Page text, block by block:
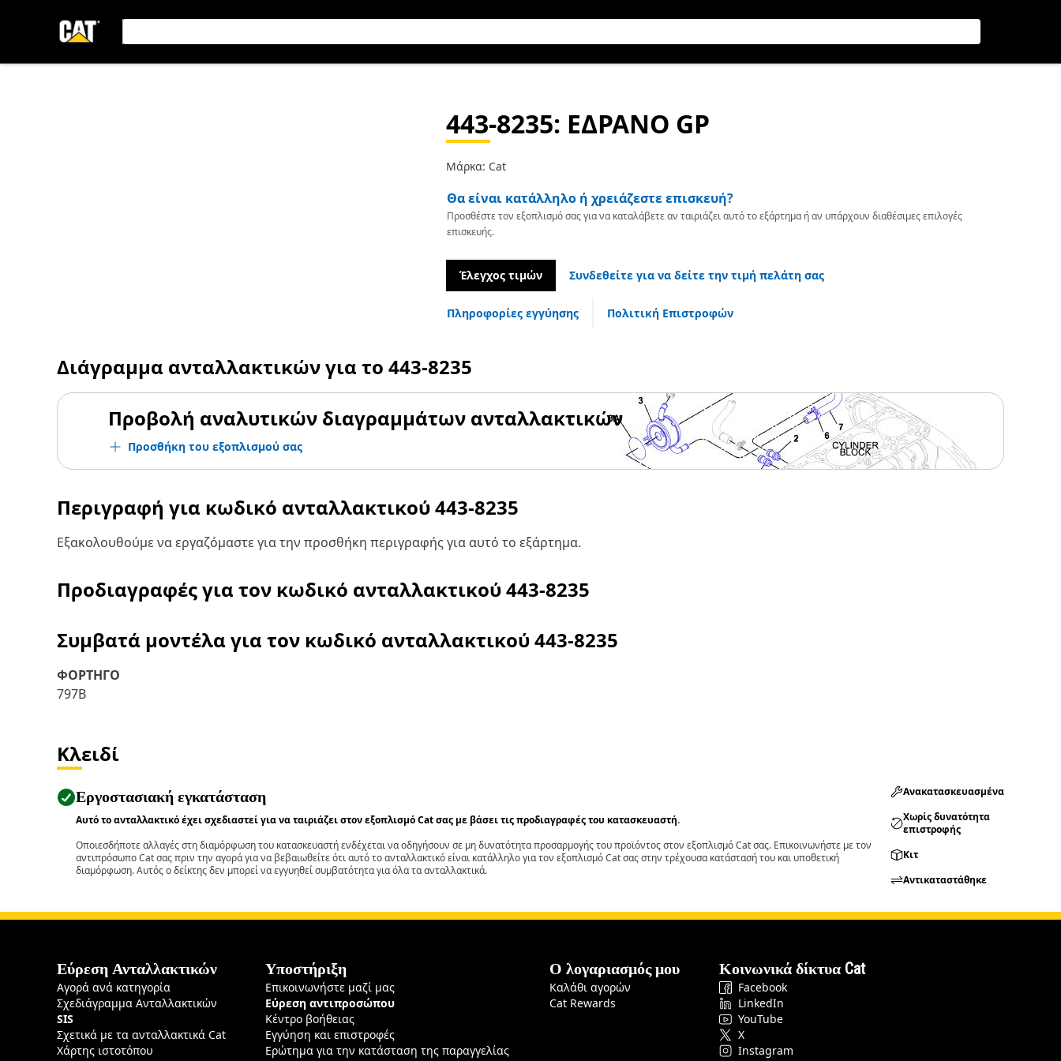
443-8235: ΕΔΡΑΝΟ GP
Μάρκα: Cat
Θα είναι κατάλληλο ή χρειάζεστε επισκευή?
Προσθέστε τον εξοπλισμό σας για να καταλάβετε αν ταιριάζει αυτό το εξάρτημα ή αν υπάρχουν διαθέσιμες επιλογές
επισκευής.
Έλεγχος τιμών Συνδεθείτε για να δείτε την τιμή πελάτη σας
Πληροφορίες εγγύησης Πολιτική Επιστροφών
Διάγραμμα ανταλλακτικών για το 443-8235
Προβολή αναλυτικών διαγραμμάτων ανταλλακτικών
Προσθήκη του εξοπλισμού σας
Περιγραφή για κωδικό ανταλλακτικού443-8235
Εξακολουθούμε να εργαζόμαστε για την προσθήκη περιγραφής για αυτό το εξάρτημα.
Προδιαγραφές για τον κωδικό ανταλλακτικού443-8235
Συμβατά μοντέλα για τον κωδικό ανταλλακτικού443-8235
ΦΟΡΤΗΓΟ
797B
Κλειδί
Εργοστασιακή εγκατάσταση
Αυτό το ανταλλακτικό έχει σχεδιαστεί για να ταιριάζει στον εξοπλισμό Cat σας με βάσει τις προδιαγραφές του κατασκευαστή.
Οποιεσδήποτε αλλαγές στη διαμόρφωση του κατασκευαστή ενδέχεται να οδηγήσουν σε μη δυνατότητα προσαρμογής του προϊόντος στον εξοπλισμό Cat σας. Επικοινωνήστε με τον
αντιπρόσωπο Cat σας πριν την αγορά για να βεβαιωθείτε ότι αυτό το ανταλλακτικό είναι κατάλληλο για τον εξοπλισμό Cat σας στην τρέχουσα κατάστασή του και υποθετική
διαμόρφωση. Αυτός ο δείκτης δεν μπορεί να εγγυηθεί συμβατότητα για όλα τα ανταλλακτικά.
Ανακατασκευασμένα
Χωρίς δυνατότητα
επιστροφής
Κιτ
Αντικαταστάθηκε
Εύρεση Ανταλλακτικών
Αγορά ανά κατηγορία
Σχεδιάγραμμα Ανταλλακτικών
SIS
Σχετικά με τα ανταλλακτικά Cat
Χάρτης ιστοτόπου
Υποστήριξη
Επικοινωνήστε μαζί μας
Εύρεση αντιπροσώπου
Κέντρο βοήθειας
Εγγύηση και επιστροφές
Ερώτημα για την κατάσταση της παραγγελίας
Ο λογαριασμός μου
Καλάθι αγορών
Cat Rewards
Κοινωνικά δίκτυα Cat
Facebook
LinkedIn
YouTube
X
Instagram